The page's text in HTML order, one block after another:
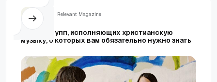
Relevant Magazine
5 инди-групп, исполняющих христианскую
музыку, о которых вам обязательно нужно знать